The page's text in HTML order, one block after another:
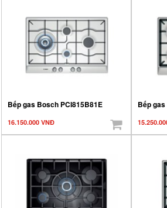
Bếp gas Bosch PCI815B81E
16.150.000 VNĐ
Bếp